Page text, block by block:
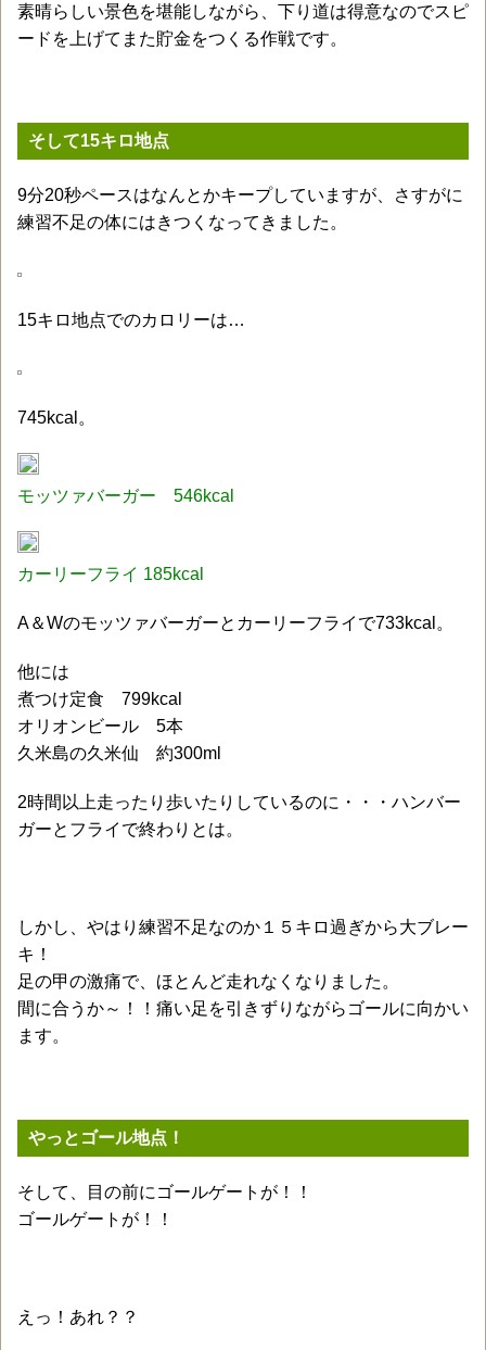
素晴らしい景色を堪能しながら、下り道は得意なのでスピ
ードを上げてまた貯金をつくる作戦です。
そして15キロ地点
9分20秒ペースはなんとかキープしていますが、さすがに
練習不足の体にはきつくなってきました。
15キロ地点でのカロリーは…
745kcal。
モッツァバーガー 546kcal
カーリーフライ 185kcal
A＆Wのモッツァバーガーとカーリーフライで733kcal。
他には
煮つけ定食 799kcal
オリオンビール 5本
久米島の久米仙 約300ml
2時間以上走ったり歩いたりしているのに・・・ハンバー
ガーとフライで終わりとは。
しかし、やはり練習不足なのか１５キロ過ぎから大ブレー
キ！
足の甲の激痛で、ほとんど走れなくなりました。
間に合うか～！！痛い足を引きずりながらゴールに向かい
ます。
やっとゴール地点！
そして、目の前にゴールゲートが！！
ゴールゲートが！！
えっ！あれ？？